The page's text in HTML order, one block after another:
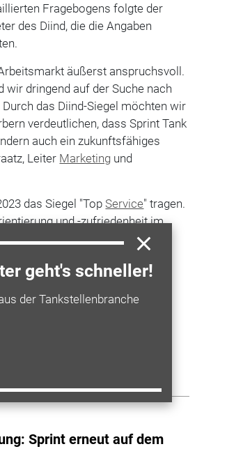
geht's schneller!
der Tankstellenbranche
Fragebogens folgte der
des Diind, die die Angaben
äußerst anspruchsvoll.
wir dringend auf der Suche nach
das Diind-Siegel möchten wir
verdeutlichen, dass Sprint Tank
auch ein zukunftsfähiges
Leiter Marketing und
das Siegel "Top Service" tragen.
und -zufriedenheit im
2024/25: Sprint mit
Verhältnis
Sprint erneut auf dem